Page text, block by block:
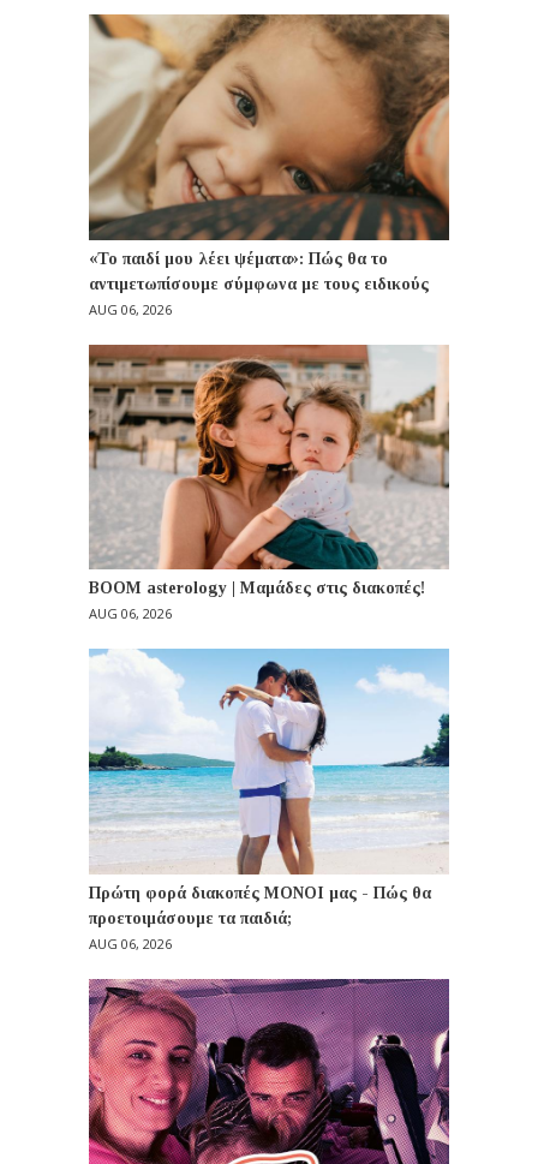
«Το παιδί μου λέει ψέματα»: Πώς θα το
αντιμετωπίσουμε σύμφωνα με τους ειδικούς
AUG 06, 2026
BOOM asterology | Μαμάδες στις διακοπές!
AUG 06, 2026
Πρώτη φορά διακοπές ΜΟΝΟΙ μας - Πώς θα
προετοιμάσουμε τα παιδιά;
AUG 06, 2026